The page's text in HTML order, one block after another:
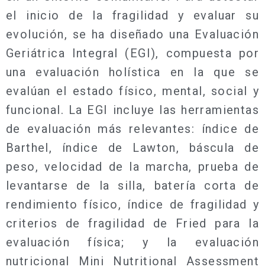
el inicio de la fragilidad y evaluar su
evolución, se ha diseñado una Evaluación
Geriátrica Integral (EGI), compuesta por
una evaluación holística en la que se
evalúan el estado físico, mental, social y
funcional. La EGI incluye las herramientas
de evaluación más relevantes: índice de
Barthel, índice de Lawton, báscula de
peso, velocidad de la marcha, prueba de
levantarse de la silla, batería corta de
rendimiento físico, índice de fragilidad y
criterios de fragilidad de Fried para la
evaluación física; y la evaluación
nutricional Mini Nutritional Assessment